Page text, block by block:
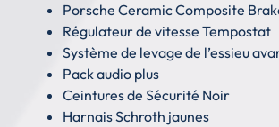
Porsche Ceramic Composite
Régulateur de vitesse Tempostat
Système de levage de l’essieu
Pack audio plus
Ceintures de Sécurité Noir
Harnais Schroth jaunes